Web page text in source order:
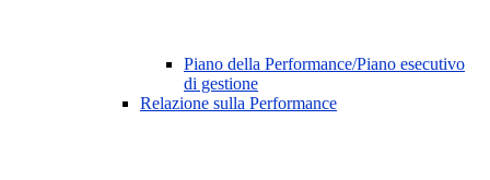
Piano della Performance/Piano esecutivo
di gestione
Relazione sulla Performance